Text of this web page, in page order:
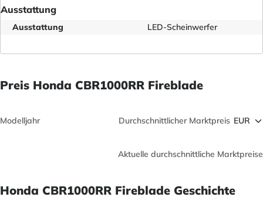
Ausstattung
Ausstattung LED-Scheinwerfer
Preis Honda CBR1000RR Fireblade
Modelljahr Durchschnittlicher Marktpreis
Aktuelle durchschnittliche Marktpreise
Honda CBR1000RR Fireblade Geschichte